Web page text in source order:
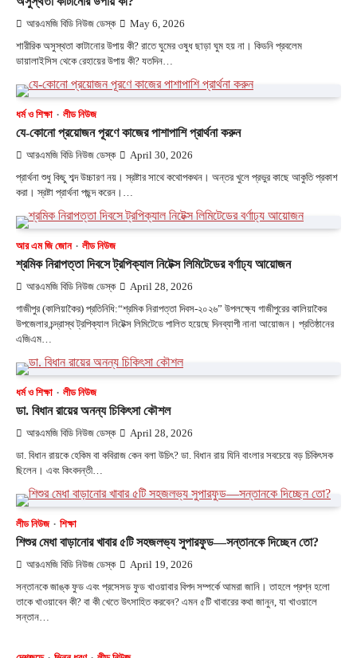
আরএমজি বিডি নিউজ ডেস্ক May 6, 2026
শারীরিক অসুস্থতা কাটানোর উপায় কী? রাতে ঘুমের ওষুধ ছাড়া ঘুম হয় না। কিডনি প্রবলেম
ডায়ালাইসিস থেকে রেহায়ের উপায় কী? যতদিন…
ধর্ম ও শিক্ষা লীড নিউজ
যে-কোনো প্রয়োজন পূরণে কাজের পাশাপাশি প্রার্থনা করুন
আরএমজি বিডি নিউজ ডেস্ক April 30, 2026
প্রার্থনা শুধু কিছু শব্দ উচ্চারণ নয়। স্রষ্টার সাথে কথোপকথন। অন্তর খুলে প্রভুর কাছে আকুতি প্রকাশ
করা। স্রষ্টা প্রার্থনা পছন্দ করেন।…
আর এম জি জোন লীড নিউজ
শ্রমিক নিরাপত্তা দিবসে ট্রপিক্যাল নিটেক্স লিমিটেডের বর্ণাঢ্য আয়োজন
আরএমজি বিডি নিউজ ডেস্ক April 28, 2026
গাজীপুর (কালিয়াকৈর) প্রতিনিধি:“শ্রমিক নিরাপত্তা দিবস-২০২৬” উপলক্ষ্যে গাজীপুরের কালিয়াকৈর
উপজেলার চন্দ্রাস্থ ট্রপিক্যাল নিটেক্স লিমিটেডে পালিত হয়েছে দিনব্যাপী নানা আয়োজন। প্রতিষ্ঠানের
এজিএম…
ধর্ম ও শিক্ষা লীড নিউজ
ডা. বিধান রায়ের অনন্য চিকিৎসা কৌশল
আরএমজি বিডি নিউজ ডেস্ক April 28, 2026
ডা. বিধান রায়কে হেকিম বা কবিরাজ কেন বলা উচিৎ? ডা. বিধান রায় যিনি বাংলার সবচেয়ে বড় চিকিৎসক
ছিলেন। এবং কিংবদন্তী…
লীড নিউজ শিক্ষা
শিশুর মেধা বাড়ানোর খাবার ৫টি সহজলভ্য সুপারফুড—সন্তানকে দিচ্ছেন তো?
আরএমজি বিডি নিউজ ডেস্ক April 19, 2026
সন্তানকে জাঙ্ক ফুড এবং প্রসেসড ফুড খাওয়াবার বিপদ সম্পর্কে আমরা জানি। তাহলে প্রশ্ন হলো
তাকে খাওয়াবেন কী? বা কী খেতে উৎসাহিত করবেন? এমন ৫টি খাবারের কথা জানুন, যা খাওয়ালে
সন্তান…